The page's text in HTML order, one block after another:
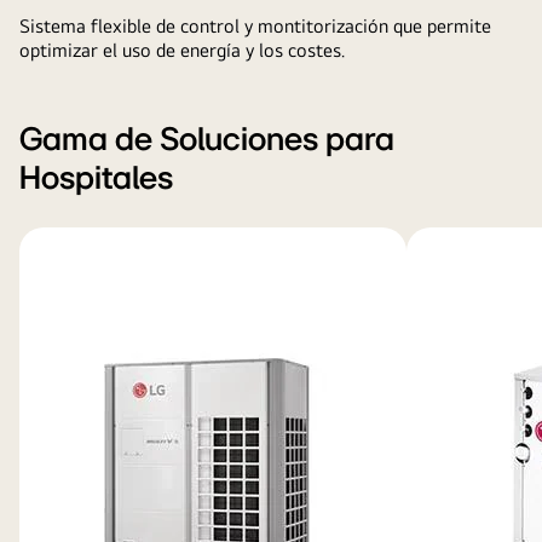
Sistema flexible de control y montitorización que permite
optimizar el uso de energía y los costes.
Gama de Soluciones para
Hospitales